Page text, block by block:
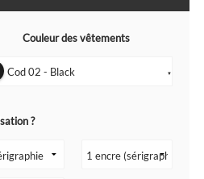
Couleur des vêtements
Cod 02 - Black ▼
?